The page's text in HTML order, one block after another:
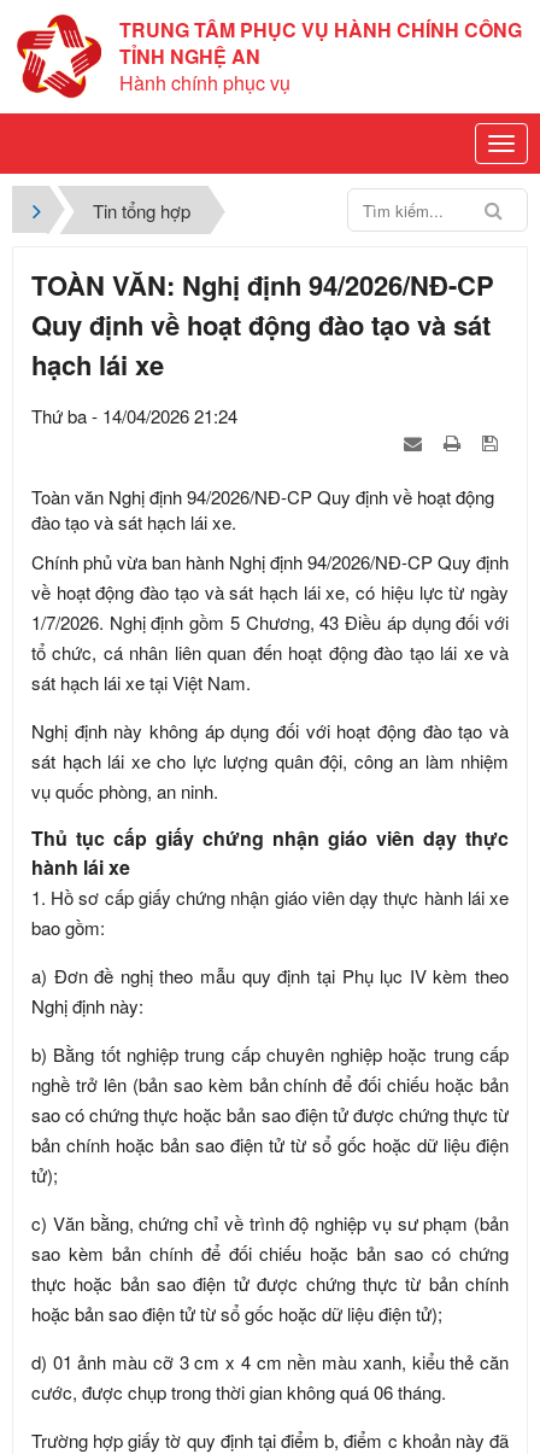
TRUNG TÂM PHỤC VỤ HÀNH CHÍNH CÔNG
TỈNH NGHỆ AN
Hành chính phục vụ
Tin tổng hợp
TOÀN VĂN: Nghị định 94/2026/NĐ-CP
Quy định về hoạt động đào tạo và sát
hạch lái xe
Thứ ba - 14/04/2026 21:24
Toàn văn Nghị định 94/2026/NĐ-CP Quy định về hoạt động
đào tạo và sát hạch lái xe.
Chính phủ vừa ban hành Nghị định 94/2026/NĐ-CP Quy định
về hoạt động đào tạo và sát hạch lái xe, có hiệu lực từ ngày
1/7/2026. Nghị định gồm 5 Chương, 43 Điều áp dụng đối với
tổ chức, cá nhân liên quan đến hoạt động đào tạo lái xe và
sát hạch lái xe tại Việt Nam.
Nghị định này không áp dụng đối với hoạt động đào tạo và
sát hạch lái xe cho lực lượng quân đội, công an làm nhiệm
vụ quốc phòng, an ninh.
Thủ tục cấp giấy chứng nhận giáo viên dạy thực
hành lái xe
1. Hồ sơ cấp giấy chứng nhận giáo viên dạy thực hành lái xe
bao gồm:
a) Đơn đề nghị theo mẫu quy định tại Phụ lục IV kèm theo
Nghị định này:
b) Bằng tốt nghiệp trung cấp chuyên nghiệp hoặc trung cấp
nghề trở lên (bản sao kèm bản chính để đối chiếu hoặc bản
sao có chứng thực hoặc bản sao điện tử được chứng thực từ
bản chính hoặc bản sao điện tử từ sổ gốc hoặc dữ liệu điện
tử);
c) Văn bằng, chứng chỉ về trình độ nghiệp vụ sư phạm (bản
sao kèm bản chính để đối chiếu hoặc bản sao có chứng
thực hoặc bản sao điện tử được chứng thực từ bản chính
hoặc bản sao điện tử từ sổ gốc hoặc dữ liệu điện tử);
d) 01 ảnh màu cỡ 3 cm x 4 cm nền màu xanh, kiểu thẻ căn
cước, được chụp trong thời gian không quá 06 tháng.
Trường hợp giấy tờ quy định tại điểm b, điểm c khoản này đã